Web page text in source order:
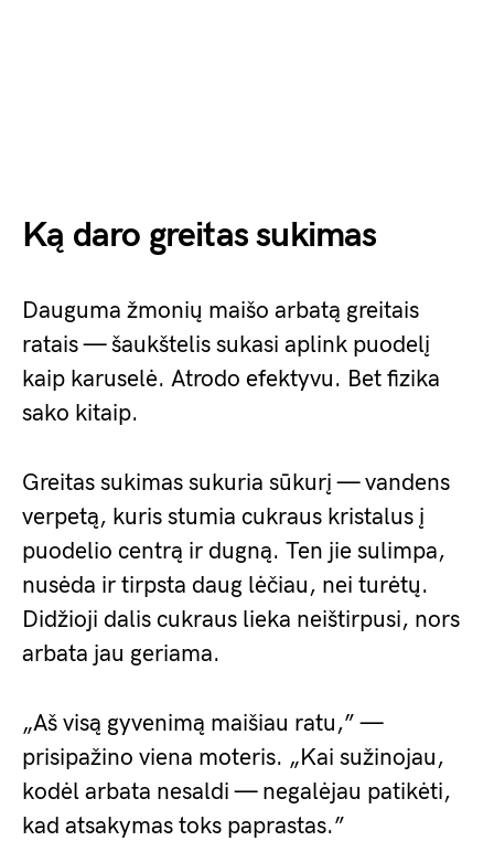
Ką daro greitas sukimas
Dauguma žmonių maišo arbatą greitais
ratais — šaukštelis sukasi aplink puodelį
kaip karuselė. Atrodo efektyvu. Bet fizika
sako kitaip.
Greitas sukimas sukuria sūkurį — vandens
verpetą, kuris stumia cukraus kristalus į
puodelio centrą ir dugną. Ten jie sulimpa,
nusėda ir tirpsta daug lėčiau, nei turėtų.
Didžioji dalis cukraus lieka neištirpusi, nors
arbata jau geriama.
„Aš visą gyvenimą maišiau ratu,” —
prisipažino viena moteris. „Kai sužinojau,
kodėl arbata nesaldi — negalėjau patikėti,
kad atsakymas toks paprastas.”